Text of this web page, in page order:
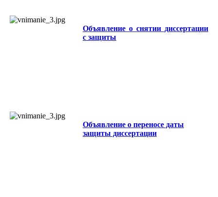
Объявление о снятии диссертации
с защиты
Объявление о переносе даты
защиты диссертации